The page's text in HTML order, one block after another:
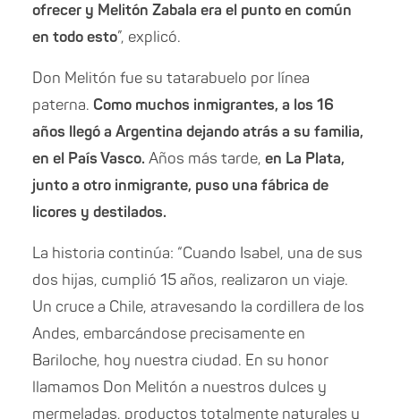
ofrecer y Melitón Zabala era el punto en común
en todo esto”, explicó.
Don Melitón fue su tatarabuelo por línea
paterna. Como muchos inmigrantes, a los 16
años llegó a Argentina dejando atrás a su familia,
en el País Vasco. Años más tarde, en La Plata,
junto a otro inmigrante, puso una fábrica de
licores y destilados.
La historia continúa: “Cuando Isabel, una de sus
dos hijas, cumplió 15 años, realizaron un viaje.
Un cruce a Chile, atravesando la cordillera de los
Andes, embarcándose precisamente en
Bariloche, hoy nuestra ciudad. En su honor
llamamos Don Melitón a nuestros dulces y
mermeladas, productos totalmente naturales y